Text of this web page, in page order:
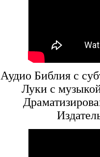
Аудио Библия с
Луки с